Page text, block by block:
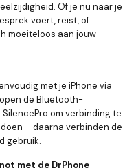
Of je nu naar je
voert, reist, of
moeiteloos aan jouw
met je iPhone via
de Bluetooth-
om verbinding te
– daarna verbinden de
gebruik.
met de DrPhone